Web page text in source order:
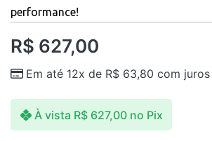
performance!
R$ 627,00
Em até 12x de R$ 63,80 com juros
À vista R$627,00 no Pix